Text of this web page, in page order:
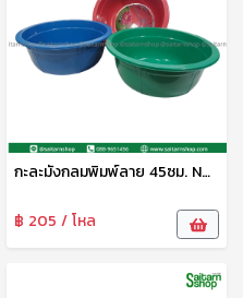
กะละมังกลมพิมพ์ลาย 45ซม. No.45 สีทึบ เอมิกา
฿ 205 / โหล